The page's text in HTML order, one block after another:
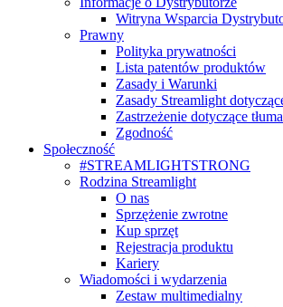
Witryna Wsparcia
Prawny
Polityka prywatności
Lista patentów produktów
Zasady i Warunki
Zasady Streamlight
Zastrzeżenie dotyczące
Zgodność
Społeczność
#STREAMLIGHTSTRONG
Rodzina Streamlight
O nas
Sprzężenie zwrotne
Kup sprzęt
Rejestracja produktu
Kariery
Wiadomości i wydarzenia
Zestaw multimedialny